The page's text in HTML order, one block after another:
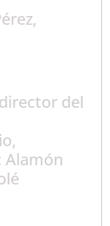
del
Alamón